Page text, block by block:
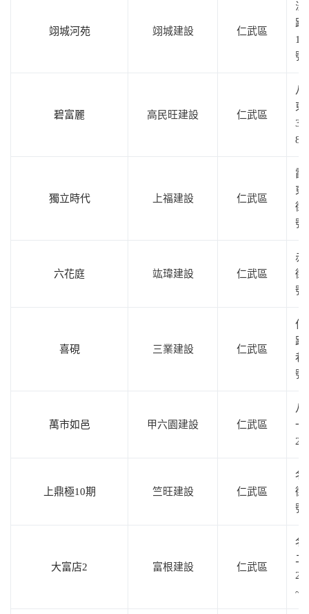
翊城河苑 翊城建設 仁武區
澄
路
號
碧富麗 高民旺建設 仁武區
八
東
82
獨立時代 上福建設 仁武區
霞
東
街
號
六花庭 竑瑋建設 仁武區
赤
街
號
喜硯 三業建設 仁武區
仁
路
巷
號
萬市如邑 甲六園建設 仁武區
八
一
上鼎極10期 竺旺建設 仁武區
名
街
號
大富店2 富根建設 仁武區
名
二
21